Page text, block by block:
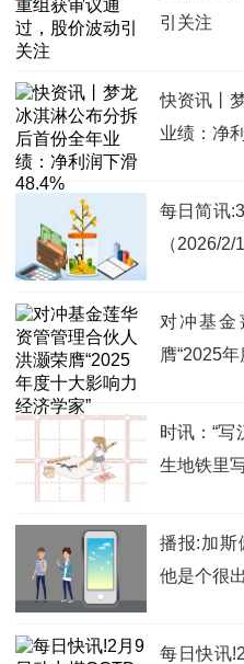
引关注
快资讯丨
业绩：净
每日简讯
（2026/2/
对冲基金
膺“2025
时讯：“写
生地铁里
播报:加斯
他是个很
每日快讯